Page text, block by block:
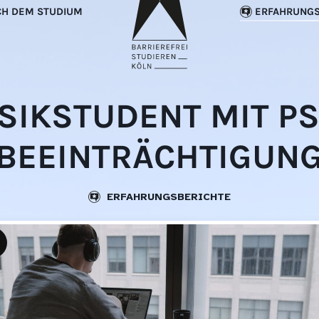
DEM STUDIUM
MIT
ERFAHRUNGSBERICHTE